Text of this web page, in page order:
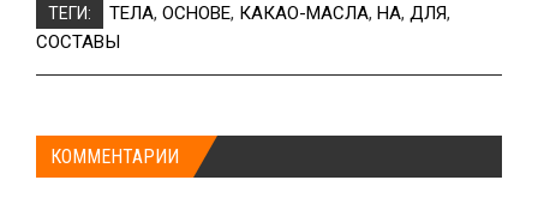
ТЕГИ: ТЕЛА, ОСНОВЕ, КАКАО-МАСЛА, НА, ДЛЯ,
СОСТАВЫ
КОММЕНТАРИИ